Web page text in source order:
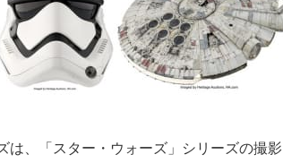
は、「スター・ウォーズ」シリーズの撮